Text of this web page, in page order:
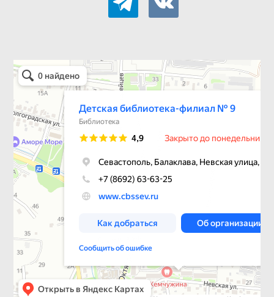
Детская библиотека-филиал № 9
Библиотека в Севастополе